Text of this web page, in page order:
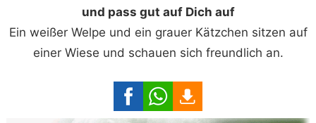
und pass gut auf Dich auf
Ein weißer Welpe und ein grauer Kätzchen sitzen auf
einer Wiese und schauen sich freundlich an.